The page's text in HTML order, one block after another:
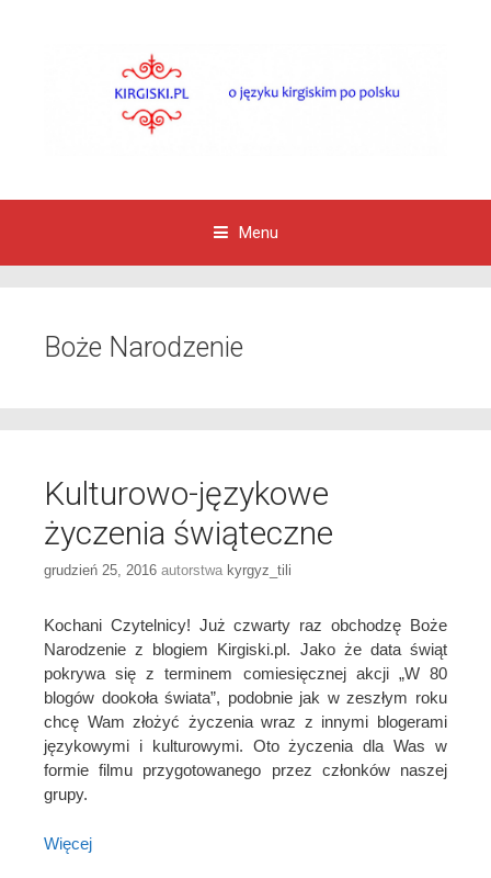
Menu
Boże Narodzenie
Kulturowo-językowe
życzenia świąteczne
grudzień 25, 2016 autorstwa kyrgyz_tili
Kochani Czytelnicy! Już czwarty raz obchodzę Boże
Narodzenie z blogiem Kirgiski.pl. Jako że data świąt
pokrywa się z terminem comiesięcznej akcji „W 80
blogów dookoła świata”, podobnie jak w zeszłym roku
chcę Wam złożyć życzenia wraz z innymi blogerami
językowymi i kulturowymi. Oto życzenia dla Was w
formie filmu przygotowanego przez członków naszej
grupy.
Więcej